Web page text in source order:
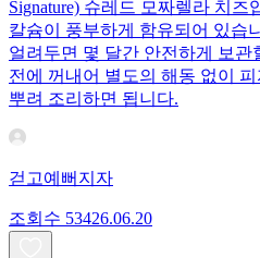
Signature) 슈레드 모짜렐라 치즈
칼슘이 풍부하게 함유되어 있습
얼려두면 몇 달간 안전하게 보관
전에 꺼내어 별도의 해동 없이
뿌려 조리하면 됩니다.
걷고예뻐지자
조회수 53426.06.20